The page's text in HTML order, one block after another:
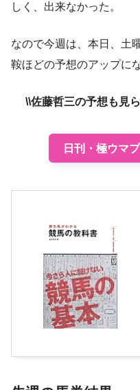
しく、出来なかった。
なので今週は、本日、土
鞍ほどの予想のアップに
\\佐藤哲三の予想も見
日刊・極ウマ